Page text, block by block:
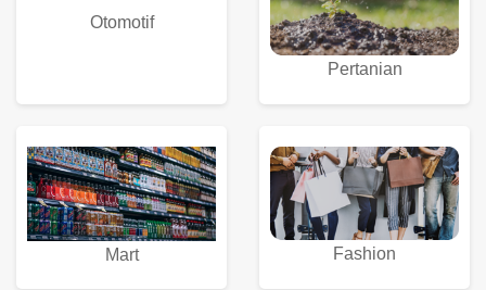
Otomotif
Pertanian
Mart Fashion